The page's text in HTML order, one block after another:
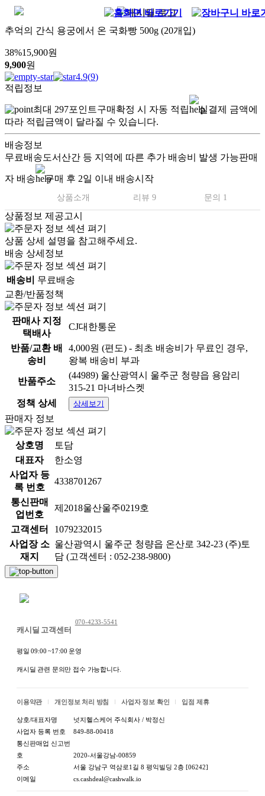
추억의 간식 용궁에서 온 국화빵 500g (20개입)
38%15,900원
9,900원
4.9(9)
적립정보
최대 297포인트구매확정 시 자동 적립
실결제 금액에
따라 적립금액이 달라질 수 있습니다.
배송정보
무료배송도서산간 등 지역에 따른 추가 배송비 발생 가능판매
자 배송 구매 후 2일 이내 배송시작
상품소개 리뷰 9 문의 1
상품정보 제공고시
상품 상세 설명을 참고해주세요.
배송 상세정보
배송비
무료배송
교환/반품정책
판매사 지정
택배사
CJ대한통운
반품/교환 배
송비
4,000원 (편도) - 최초 배송비가 무료인 경우,
왕복 배송비 부과
반품주소
(44989) 울산광역시 울주군 청량읍 용암리
315-21 마녀바스켓
정책 상세
상세보기
판매자 정보
상호명
토담
대표자
한소영
사업자 등
록 번호
4338701267
통신판매
업번호
제2018울산울주0219호
고객센터
1079232015
사업장 소
재지
울산광역시 울주군 청량읍 온산로 342-23 (주)토
담 (고객센터 : 052-238-9800)
캐시딜 고객센터
070-4233-5541
평일 09:00 ~17:00 운영
캐시딜 관련 문의만 접수 가능합니다.
이용약관 개인정보 처리 방침 사업자 정보 확인 입점 제휴
상호/대표자명
넛지헬스케어 주식회사 / 박정신
사업자 등록 번호
849-88-00418
통신판매업 신고번
호
2020-서울강남-00859
주소
서울 강남구 역삼로1길 8 평익빌딩 2층 [06242]
이메일
cs.cashdeal@cashwalk.io